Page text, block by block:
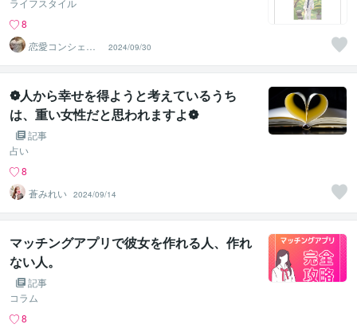
ライフスタイル
8
恋愛コンシェル
ジュ ｜ ソウメイ
2024/09/30
❁人から幸せを得ようと考えているうち
は、重い女性だと思われますよ❁
記事
占い
8
蒼みれい 2024/09/14
マッチングアプリで彼女を作れる人、作れ
ない人。
記事
コラム
8